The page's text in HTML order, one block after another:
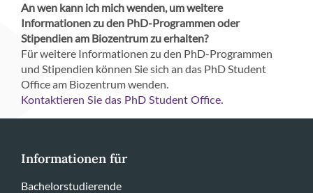
An wen kann ich mich wenden, um weitere
Informationen zu den PhD-Programmen oder
Stipendien am Biozentrum zu erhalten?
Für weitere Informationen zu den PhD-Programmen
und Stipendien können Sie sich an das PhD Student
Office am Biozentrum wenden.
Kontaktieren Sie das PhD Student Office.
Informationen für
Bachelorstudierende